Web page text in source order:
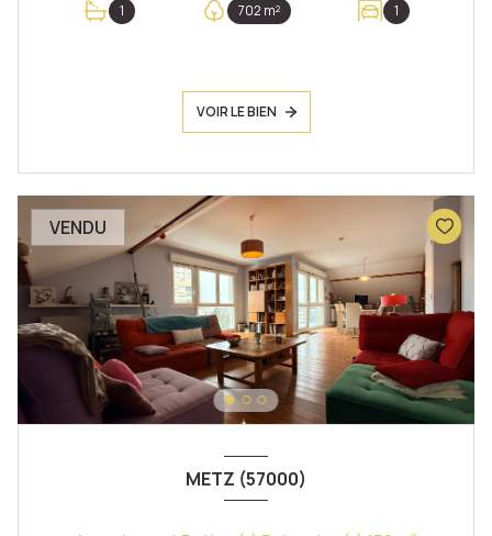
1 702 m² 1
VOIR LE BIEN
VENDU
METZ (57000)